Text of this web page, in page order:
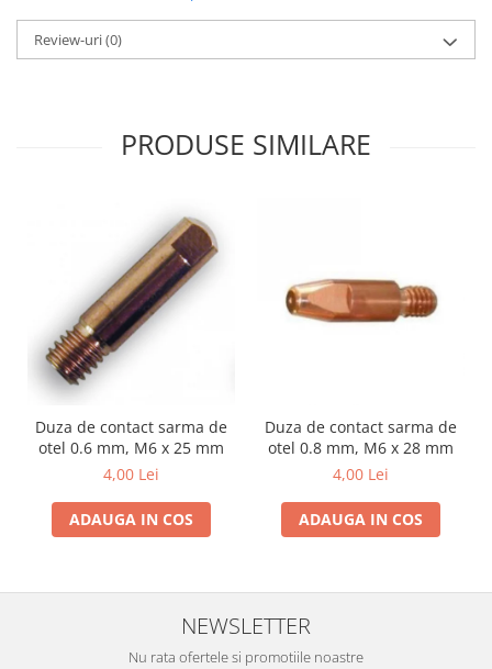
Utilaje agricole
Motocultoare
Accesorii utilaje agricole
Curte si gradina
Masini de tuns gazon
Aparate de spalat cu presiune
Foarfece gard viu
Freze de zapada
Despicatoare busteni
Ingrijire gazon
Motocoase
Motoferastraie
Tocatoare resturi vegetale
Review-uri(0)
PRODUSE SIMILARE
Duza de contact sarma de
otel 0.6 mm, M6 x 25 mm
4,00 Lei
ADAUGA IN COS
Duza de contact sarma de
otel 0.8 mm, M6 x 28 mm
4,00 Lei
ADAUGA IN COS
NEWSLETTER
Nu rata ofertele si promotiile noastre